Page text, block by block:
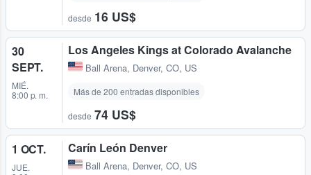
desde 16 US$
30
SEPT.
MIÉ.
8:00 p. m.
Los Angeles Kings at Colorado Avalanche
Ball Arena, Denver, CO, US
Más de 200 entradas disponibles
desde 74 US$
1 OCT.
JUE.
Carín León Denver
Ball Arena, Denver, CO, US